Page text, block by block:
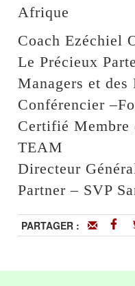
Afrique
Coach Ezéchiel
Le Précieux
Managers et des
Conférencier
Certifié Membre
TEAM
Directeur
Partner – SVP
PARTAGER :